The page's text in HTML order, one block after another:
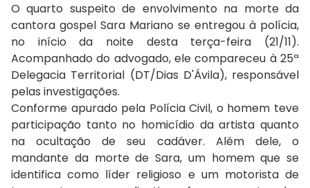
O quarto suspeito de envolvimento na morte da
cantora gospel Sara Mariano se entregou à polícia,
no início da noite desta terça-feira (21/11).
Acompanhado do advogado, ele compareceu à 25ª
Delegacia Territorial (DT/Dias D'Ávila), responsável
pelas investigações.
Conforme apurado pela Polícia Civil, o homem teve
participação tanto no homicídio da artista quanto
na ocultação de seu cadáver. Além dele, o
mandante da morte de Sara, um homem que se
identifica como líder religioso e um motorista de